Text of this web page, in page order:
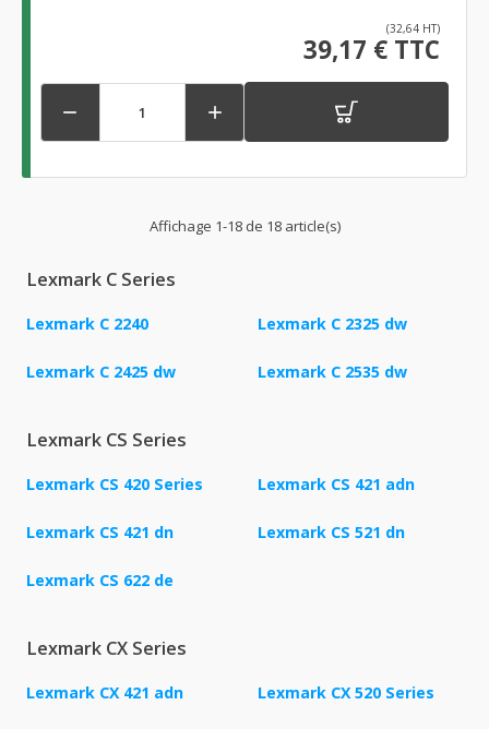
(32,64 HT)
39,17 € TTC
 
Affichage 1-18 de 18 article(s)
Lexmark C Series
Lexmark C 2240 Lexmark C 2325 dw
Lexmark C 2425 dw Lexmark C 2535 dw
Lexmark CS Series
Lexmark CS 420 Series Lexmark CS 421 adn
Lexmark CS 421 dn Lexmark CS 521 dn
Lexmark CS 622 de
Lexmark CX Series
Lexmark CX 421 adn Lexmark CX 520 Series